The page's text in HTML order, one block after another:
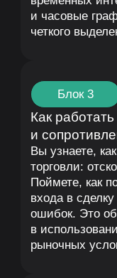
Блок 1
влияют на спрос и
Поймете, почему
триггерами для
и как рыночные
Эти знания
связь между
изменениями.
Блок 2
Где искать
Вы освоите